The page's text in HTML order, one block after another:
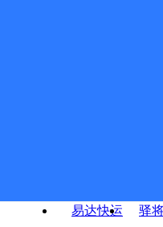
易达快运
驿